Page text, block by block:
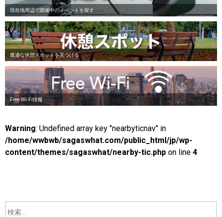
現在地周辺で開催中のイベントを探す
最適な休憩スポットを見つける
Free Wi-Fi情報
Warning: Undefined array key "nearbyticnav" in
/home/wwbwb/sagaswhat.com/public_html/jp/wp-
content/themes/sagaswhat/nearby-tic.php on line 4